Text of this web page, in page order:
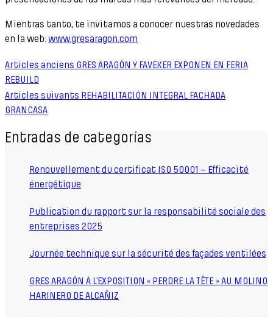
Mientras tanto, te invitamos a conocer nuestras novedades
en la web: www.gresaragon.com
Articles anciens GRES ARAGÓN Y FAVEKER EXPONEN EN FERIA
REBUILD
Articles suivants REHABILITACIÓN INTEGRAL FACHADA
GRANCASA
Entradas de categorías
Renouvellement du certificat ISO 50001 – Efficacité
énergétique
Publication du rapport sur la responsabilité sociale des
entreprises 2025
Journée technique sur la sécurité des façades ventilées
GRES ARAGÓN À L’EXPOSITION « PERDRE LA TÊTE » AU MOLINO
HARINERO DE ALCAÑIZ